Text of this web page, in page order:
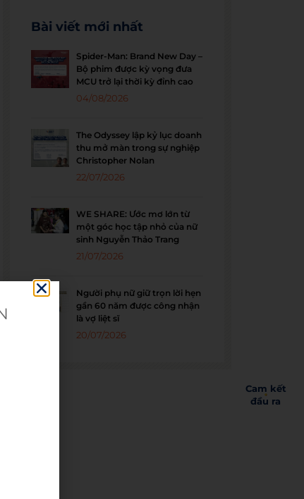
Bài viết mới nhất
Spider-Man: Brand New Day –
Bộ phim được kỳ vọng đưa
MCU trở lại thời kỳ đỉnh cao
04/08/2026
The Odyssey lập kỷ lục doanh
thu mở màn trong sự nghiệp
Christopher Nolan
22/07/2026
WE SHARE: Ước mơ lớn từ
một góc học tập nhỏ của nữ
sinh Nguyễn Thảo Trang
21/07/2026
Người phụ nữ giữ trọn lời hẹn
gần 60 năm được công nhận
là vợ liệt sĩ
20/07/2026
Cam kết
đầu ra